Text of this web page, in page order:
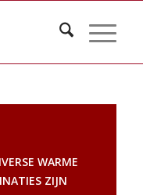
WARME
ZIJN